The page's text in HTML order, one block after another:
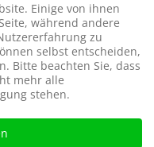
Einige von ihnen
während andere
zu
selbst entscheiden,
Bitte beachten Sie, dass
mehr alle
stehen.